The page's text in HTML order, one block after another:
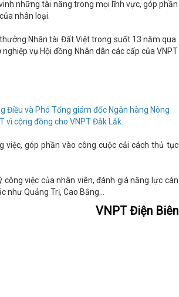
những tài năng trong mọi lĩnh vực, góp phần
nhân loại.
Nhân tài Đất Việt trong suốt 13 năm qua.
vụ Hội đồng Nhân dân các cấp của VNPT
Điều và Phó Tổng giám đốc Ngân hàng Nông
cộng đồng cho VNPT Đắk Lắk.
góp phần vào công cuộc cải cách thủ tục
việc của nhân viên, đánh giá năng lực cán
như Quảng Trị, Cao Bằng…
VNPT Điện Biên